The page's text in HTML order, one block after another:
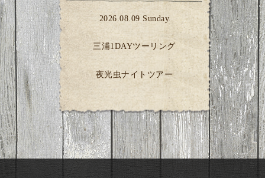
2026.08.09 Sunday
三浦1DAYツーリング
夜光虫ナイトツアー